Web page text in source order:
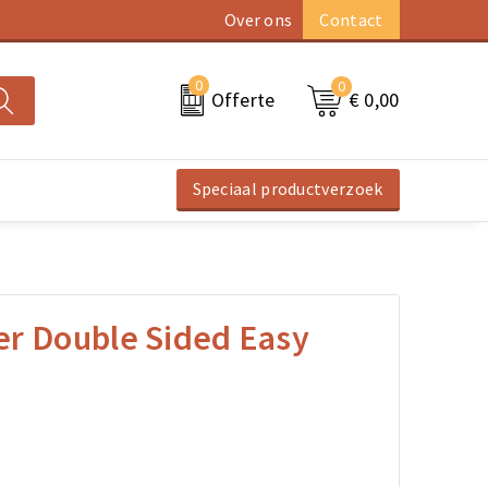
Over ons Contact
0
Offerte
0
€ 0,00
Speciaal productverzoek
Double Sided Easy